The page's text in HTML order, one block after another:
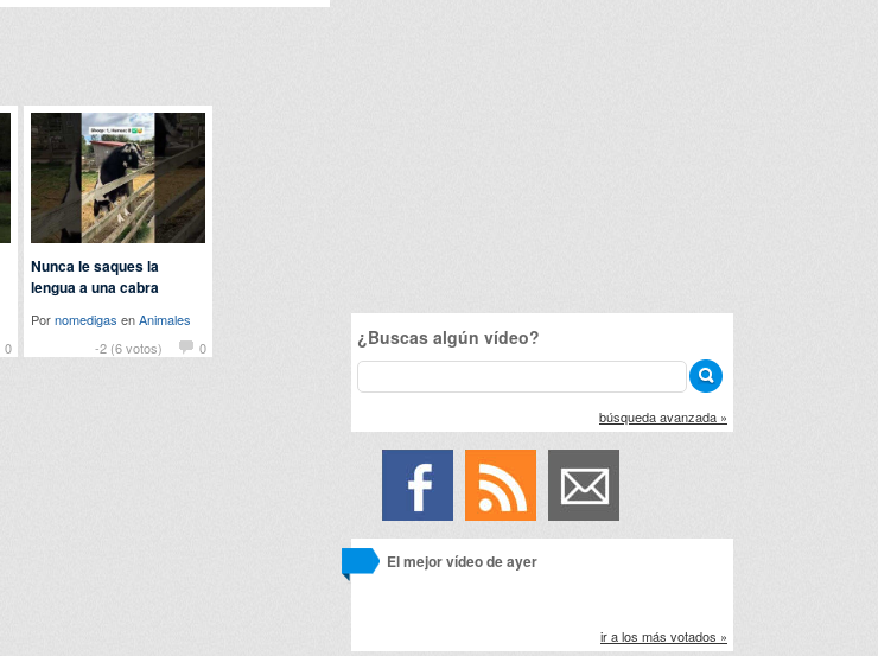
0 -2 (6 votos) 0
Nunca le saques la
lengua a una cabra
Pornomedigas enAnimales
¿Buscas algún vídeo?
búsqueda avanzada »
El mejor vídeo de ayer
ir a los más votados »